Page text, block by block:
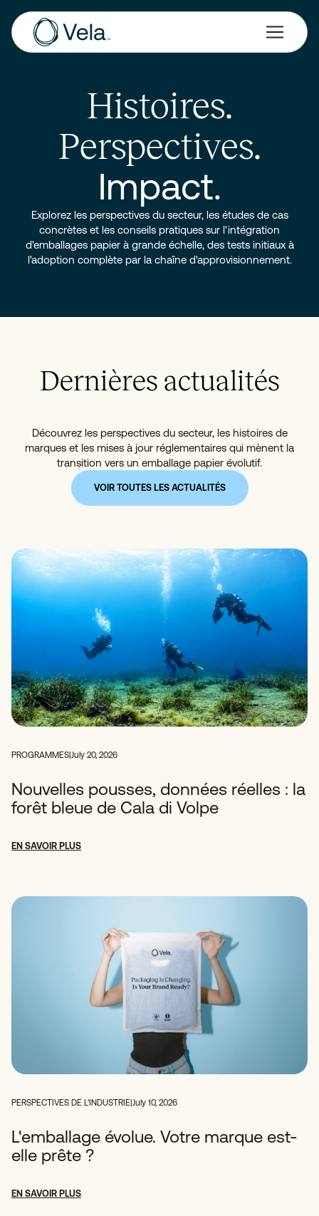
Histoires.
Perspectives.
Impact.
Explorez les perspectives du secteur, les études de cas
concrètes et les conseils pratiques sur l'intégration
d'emballages papier à grande échelle, des tests initiaux à
l'adoption complète par la chaîne d'approvisionnement.
Dernières actualités
Découvrez les perspectives du secteur, les histoires de
marques et les mises à jour réglementaires qui mènent la
transition vers un emballage papier évolutif.
VOIR TOUTES LES ACTUALITÉS
PROGRAMMES July 20, 2026
Nouvelles pousses, données réelles : la
forêt bleue de Cala di Volpe
EN SAVOIR PLUS
PERSPECTIVES DE L'INDUSTRIE July 10, 2026
L'emballage évolue. Votre marque est-
elle prête ?
EN SAVOIR PLUS